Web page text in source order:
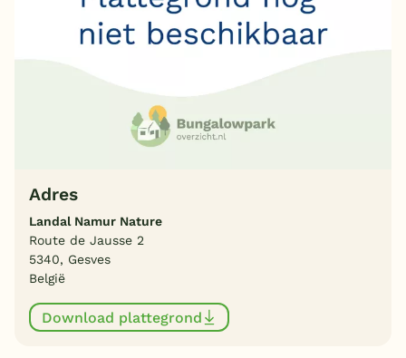
Adres
Landal Namur Nature
Route de Jausse 2
5340, Gesves
België
Download plattegrond